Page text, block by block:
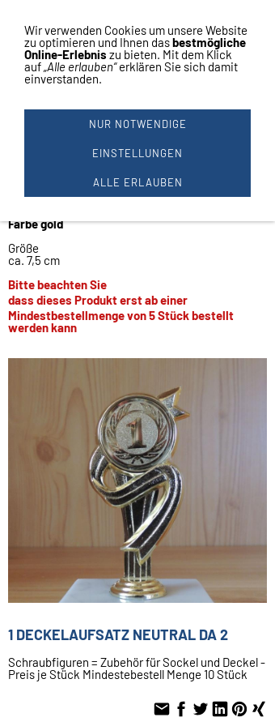
Navigation einblenden
EMBLEM #DA2
Marmorsockel und Emblem vom Bild
sind nicht dabei ist hier nur DEKO
Farbe gold
Größe
ca. 7,5 cm
Bitte beachten Sie
dass dieses Produkt erst ab einer
Mindestbestellmenge von 5 Stück bestellt
werden kann
1 DECKELAUFSATZ NEUTRAL DA 2
Schraubfiguren = Zubehör für Sockel und Deckel -
Preis je Stück Mindestebestell Menge 10 Stück
Wir verwenden Cookies um unsere Website
zu optimieren und Ihnen dasbestmögliche
Online-Erlebnis zu bieten. Mit dem Klick
auf„Alle erlauben“erklären Sie sich damit
einverstanden.
NUR NOTWENDIGE
EINSTELLUNGEN
ALLE ERLAUBEN